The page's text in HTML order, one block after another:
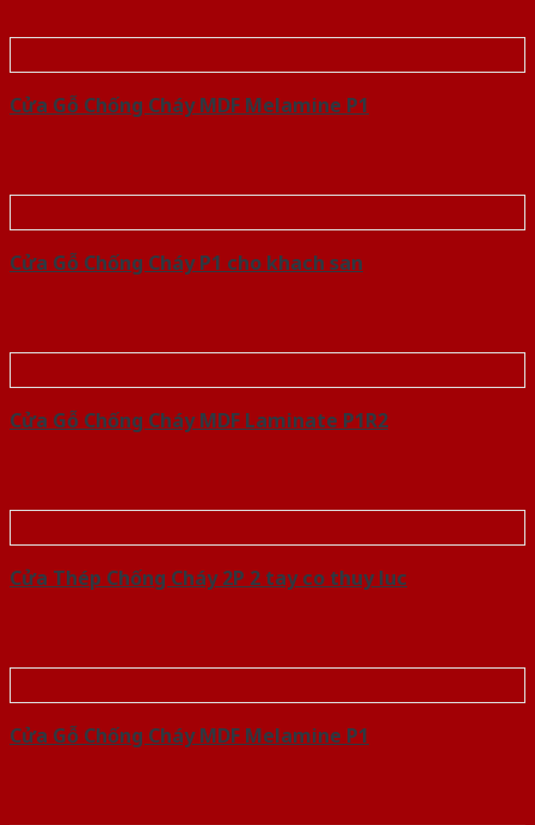
Cửa Gỗ Chống Cháy MDF Melamine P1
Cửa Gỗ Chống Cháy P1 cho khach san
Cửa Gỗ Chống Cháy MDF Laminate P1R2
Cửa Thép Chống Cháy 2P 2 tay co thuy luc
Cửa Gỗ Chống Cháy MDF Melamine P1